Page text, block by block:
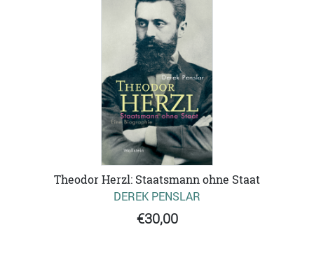
Theodor Herzl: Staatsmann ohne Staat
DEREK PENSLAR
€30,00